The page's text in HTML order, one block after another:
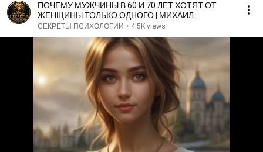
ПОЧЕМУ МУЖЧИНЫ В 60 И 70 ЛЕТ ХОТЯТ ОТ
ЖЕНЩИНЫ ТОЛЬКО ОДНОГО | МИХАИЛ
ЛАБКОВСКИЙ
СЕКРЕТЫ ПСИХОЛОГИИ • 4.5K views